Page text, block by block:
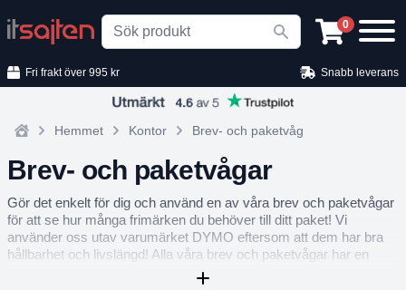
Search 0
Fri frakt över 995 kr Snabb leverans
Hemmet Kontor Brev- och paketvåg
Brev- och paketvågar
Gör det enkelt för dig och använd en av våra brev och paketvågar
för att se hur många frimärken du behöver till ditt paket! Vi
använder oss utav varumärket DYMO eftersom att dem har bra
hållbarhet och livslängd! Alla våra brev och paketvågar har en